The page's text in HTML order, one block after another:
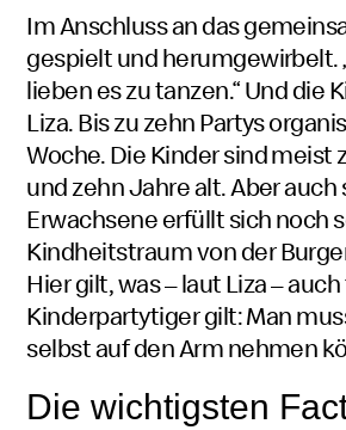
Im Anschluss an das
gespielt und herumgewirbelt.
lieben es zu tanzen.“ Und die
Liza. Bis zu zehn Partys
Woche. Die Kinder sind meist
und zehn Jahre alt. Aber
Erwachsene erfüllt sich noch
Kindheitstraum von der
Hier gilt, was – laut Liza –
Kinderpartytiger gilt: Man
selbst auf den Arm nehmen
Die wichtigsten